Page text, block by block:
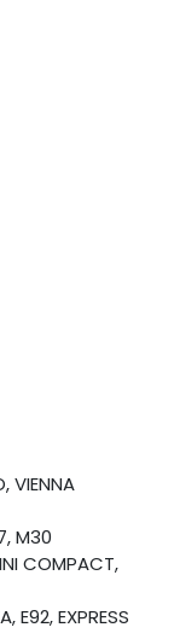
VIENNA
M30
COMPACT,
EXPRESS